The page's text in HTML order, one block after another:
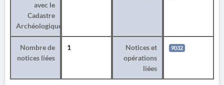
avec le
Cadastre
Archéologique
Nombre de
notices liées
1
Notices et
opérations
liées
9032